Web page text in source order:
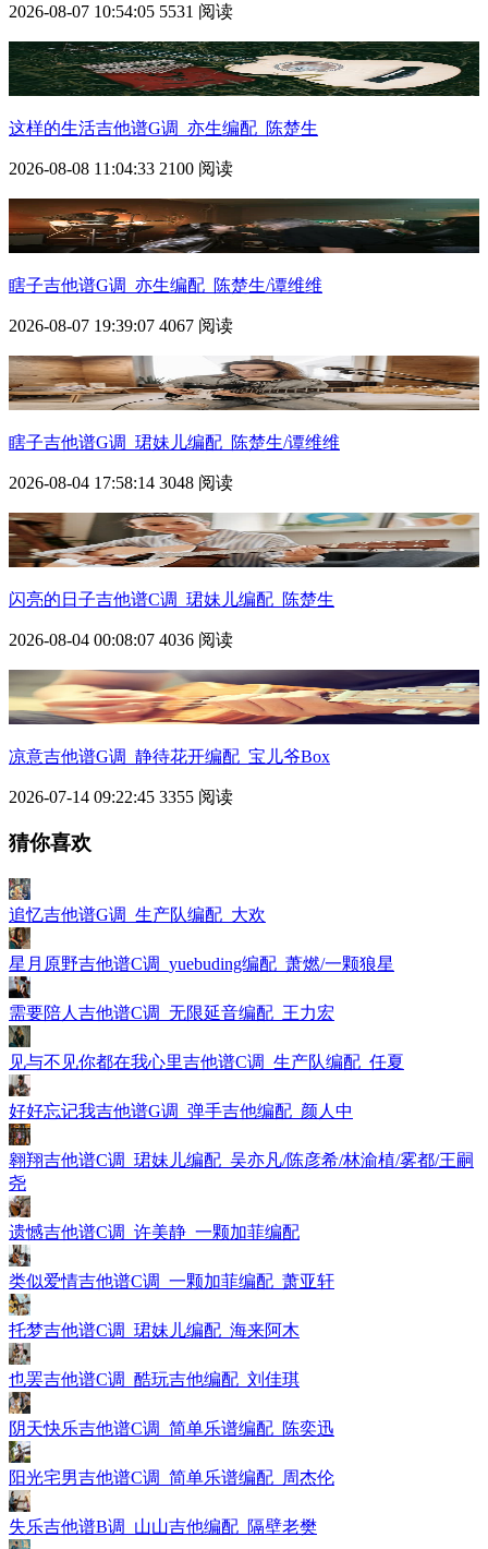
2026-08-07 10:54:05 5531 阅读
这样的生活吉他谱G调_亦生编配_陈楚生
2026-08-08 11:04:33 2100 阅读
瞎子吉他谱G调_亦生编配_陈楚生/谭维维
2026-08-07 19:39:07 4067 阅读
瞎子吉他谱G调_珺妹儿编配_陈楚生/谭维维
2026-08-04 17:58:14 3048 阅读
闪亮的日子吉他谱C调_珺妹儿编配_陈楚生
2026-08-04 00:08:07 4036 阅读
凉意吉他谱G调_静待花开编配_宝儿爷Box
2026-07-14 09:22:45 3355 阅读
猜你喜欢
追忆吉他谱G调_生产队编配_大欢
星月原野吉他谱C调_yuebuding编配_萧燃/一颗狼星
需要陪人吉他谱C调_无限延音编配_王力宏
见与不见你都在我心里吉他谱C调_生产队编配_任夏
好好忘记我吉他谱G调_弹手吉他编配_颜人中
翱翔吉他谱C调_珺妹儿编配_吴亦凡/陈彦希/林渝植/雾都/王嗣
尧
遗憾吉他谱C调_许美静_一颗加菲编配
类似爱情吉他谱C调_一颗加菲编配_萧亚轩
托梦吉他谱C调_珺妹儿编配_海来阿木
也罢吉他谱C调_酷玩吉他编配_刘佳琪
阴天快乐吉他谱C调_简单乐谱编配_陈奕迅
阳光宅男吉他谱C调_简单乐谱编配_周杰伦
失乐吉他谱B调_山山吉他编配_隔壁老樊